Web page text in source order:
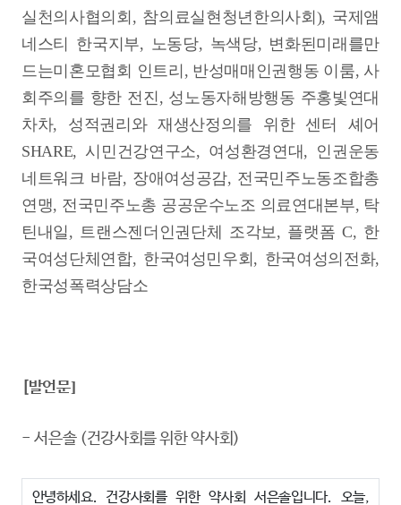
실천의사협의회, 참의료실현청년한의사회), 국제앰
네스티 한국지부, 노동당, 녹색당, 변화된미래를만
드는미혼모협회 인트리, 반성매매인권행동 이룸, 사
회주의를 향한 전진, 성노동자해방행동 주홍빛연대
차차, 성적권리와 재생산정의를 위한 센터 셰어
SHARE, 시민건강연구소, 여성환경연대, 인권운동
네트워크 바람, 장애여성공감, 전국민주노동조합총
연맹, 전국민주노총 공공운수노조 의료연대본부, 탁
틴내일, 트랜스젠더인권단체 조각보, 플랫폼 C, 한
국여성단체연합, 한국여성민우회, 한국여성의전화,
한국성폭력상담소
[발언문]
-서은솔 (건강사회를 위한 약사회)
안녕하세요. 건강사회를 위한 약사회 서은솔입니다. 오늘,